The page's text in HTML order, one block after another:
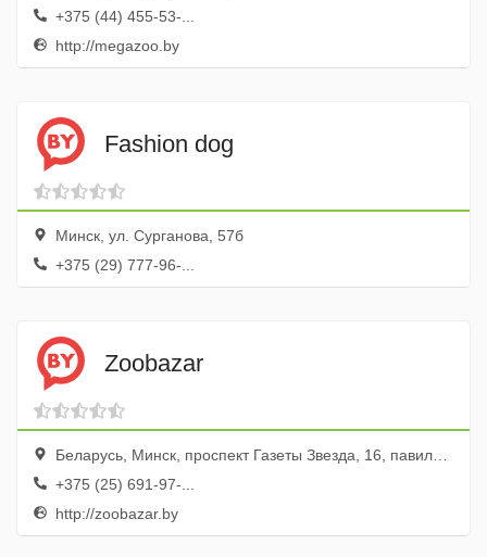
+375 (44) 455-53-...
http://megazoo.by
Fashion dog
Минск, ул. Сурганова, 57б
+375 (29) 777-96-...
Zoobazar
Беларусь, Минск, проспект Газеты Звезда, 16, павильйон 9, место 93
+375 (25) 691-97-...
http://zoobazar.by